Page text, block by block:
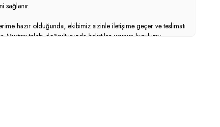
sağlanır.
hazır olduğunda, ekibimiz sizinle iletişime geçer ve teslimatı
Müşteri talebi doğrultusunda belirtilen ürünün kurulumu